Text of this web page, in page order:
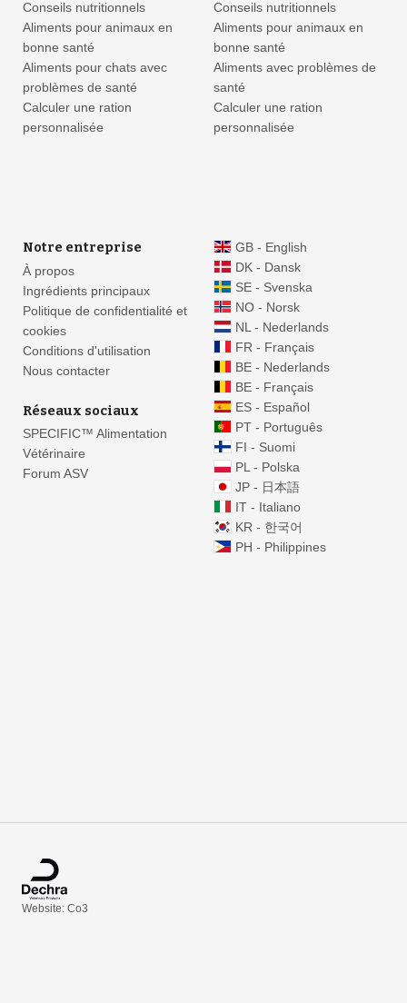
Conseils nutritionnels
Aliments pour animaux en
bonne santé
Aliments pour chats avec
problèmes de santé
Calculer une ration
personnalisée
Conseils nutritionnels
Aliments pour animaux en
bonne santé
Aliments avec problèmes de
santé
Calculer une ration
personnalisée
Notre entreprise
À propos
Ingrédients principaux
Politique de confidentialité et
cookies
Conditions d'utilisation
Nous contacter
Réseaux sociaux
SPECIFIC™ Alimentation
Vétérinaire
Forum ASV
GB - English
DK - Dansk
SE - Svenska
NO - Norsk
NL - Nederlands
FR - Français
BE - Nederlands
BE - Français
ES - Español
PT - Português
FI - Suomi
PL - Polska
JP - 日本語
IT - Italiano
KR - 한국어
PH - Philippines
Website: Co3